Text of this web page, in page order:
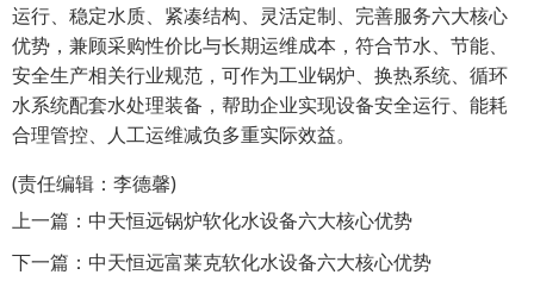
运行、稳定水质、紧凑结构、灵活定制、完善服务六大核心
优势，兼顾采购性价比与长期运维成本，符合节水、节能、
安全生产相关行业规范，可作为工业锅炉、换热系统、循环
水系统配套水处理装备，帮助企业实现设备安全运行、能耗
合理管控、人工运维减负多重实际效益。
(责任编辑：李德馨)
上一篇： 中天恒远锅炉软化水设备六大核心优势
下一篇： 中天恒远富莱克软化水设备六大核心优势